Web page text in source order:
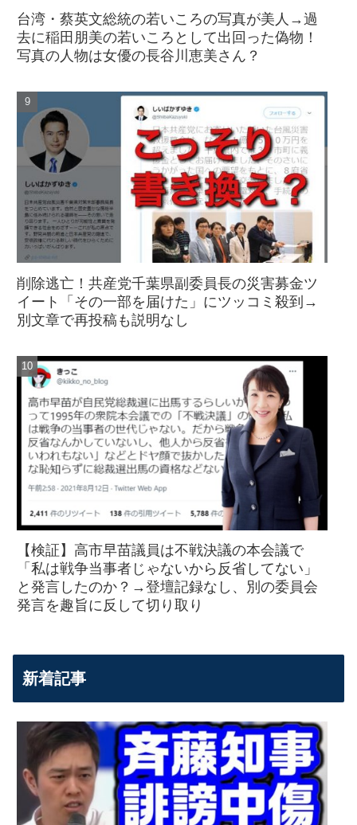
台湾・蔡英文総統の若いころの写真が美人→過
去に稲田朋美の若いころとして出回った偽物！
写真の人物は女優の長谷川恵美さん？
削除逃亡！共産党千葉県副委員長の災害募金ツ
イート「その一部を届けた」にツッコミ殺到→
別文章で再投稿も説明なし
【検証】高市早苗議員は不戦決議の本会議で
「私は戦争当事者じゃないから反省してない」
と発言したのか？→登壇記録なし、別の委員会
発言を趣旨に反して切り取り
新着記事